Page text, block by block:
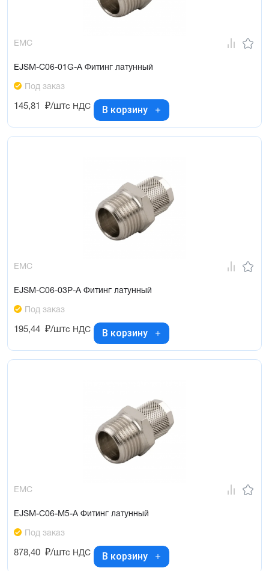
EMC
EJSM-C06-01G-A Фитинг латунный
Под заказ
145,81 ₽/штс НДС В корзину
EMC
EJSM-C06-03P-A Фитинг латунный
Под заказ
195,44 ₽/штс НДС В корзину
EMC
EJSM-C06-M5-A Фитинг латунный
Под заказ
878,40 ₽/штс НДС В корзину